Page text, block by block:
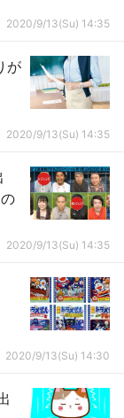
2020/9/13(Su) 14:35
が
2020/9/13(Su) 14:35
2020/9/13(Su) 14:35
2020/9/13(Su) 14:30